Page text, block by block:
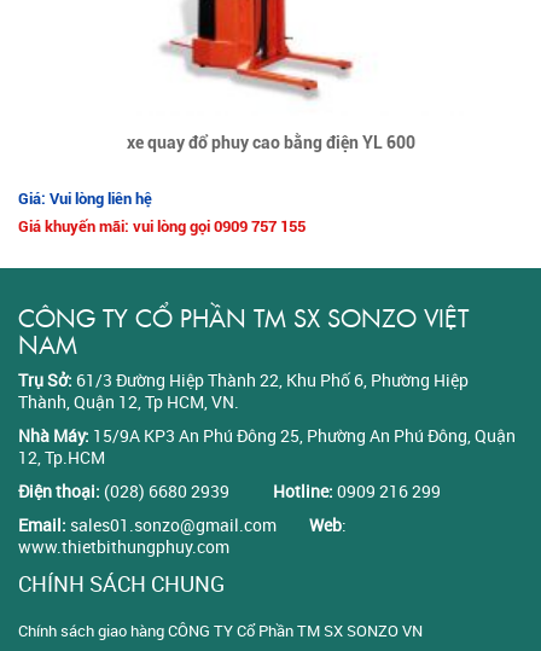
xe quay đổ phuy cao bằng điện YL 600
Giá: Vui lòng liên hệ
Giá khuyến mãi: vui lòng gọi 0909 757 155
CÔNG TY CỔ PHẦN TM SX SONZO VIỆT
NAM
Trụ Sở: 61/3 Đường Hiệp Thành 22, Khu Phố 6, Phường Hiệp
Thành, Quận 12, Tp HCM, VN.
Nhà Máy: 15/9A KP3 An Phú Đông 25, Phường An Phú Đông, Quận
12, Tp.HCM
Điện thoại: (028) 6680 2939 Hotline: 0909 216 299
Email: sales01.sonzo@gmail.com Web:
www.thietbithungphuy.com
CHÍNH SÁCH CHUNG
Chính sách giao hàng CÔNG TY Cổ Phần TM SX SONZO VN